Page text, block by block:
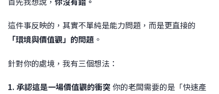
這件事反映的，其實不單純是能力問題，而是更直接的
「環境與價值觀」的問題 。
針對你的處境，我有三個想法：
1. 承認這是一場價值觀的衝突你的老闆需要的是「快速產